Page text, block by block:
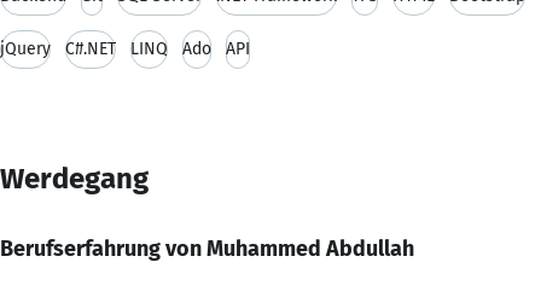
jQuery C#.NET LINQ Ado API
Werdegang
Berufserfahrung von Muhammed Abdullah